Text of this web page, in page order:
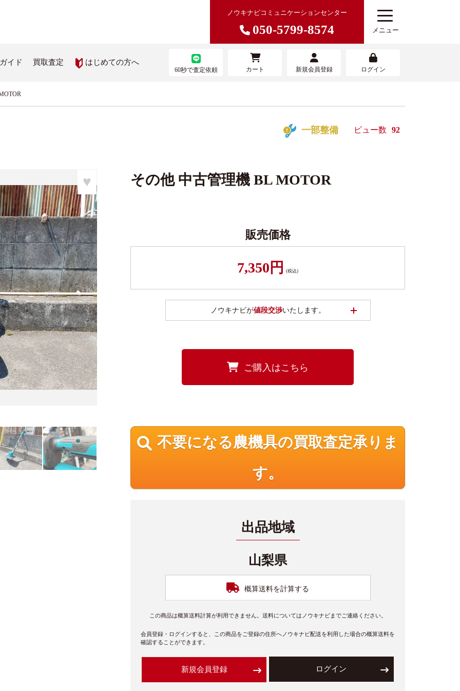
ノウキナビコミュニケーションセンター
050-5799-8574 メニュー
を買いたい 部品を取り寄せたい 農機を売りたい
農機具買取査定サービス
イド 買取査定 はじめての方へ
60秒で査定依頼 カート 新規会員登録 ログイン
一部整備 ビュー数 92
♥ その他 中古管理機 BL MOTOR
販売価格
7,350円 (税込)
ノウキナビが値段交渉いたします。
ご購入はこちら
不要になる農機具の買取査定承りま
す。
出品地域
山梨県
概算送料を計算する
この商品は概算送料計算が利用できません。送料についてはノウキナビまでご連絡ください。
会員登録・ログインすると、この商品をご登録の住所へノウキナビ配送を利用した場合の概算送料を
確認することができます。
新規会員登録 ログイン